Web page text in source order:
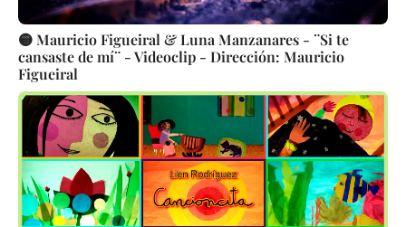
🟡 Mauricio Figueiral & Luna Manzanares - ¨Si te
cansaste de mí¨ - Videoclip - Dirección: Mauricio
Figueiral